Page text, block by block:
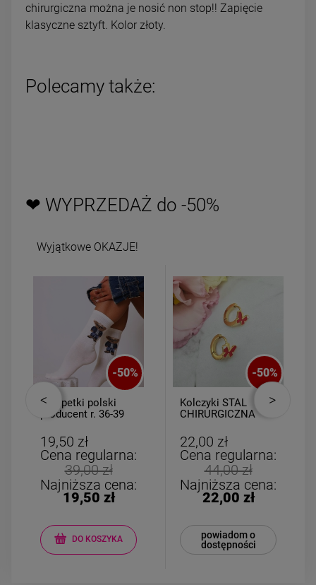
chirurgiczna można je nosić non stop!! Zapięcie
klasyczne sztyft. Kolor złoty.
Polecamy także:
❤ WYPRZEDAŻ do -50%
Wyjątkowe OKAZJE!
-50%
Skarpetki polski
producent r. 36-39
19,50 zł
Cena regularna:
39,00 zł
Najniższa cena:
19,50 zł
DO KOSZYKA
-50%
Kolczyki STAL
CHIRURGICZNA
dziewczynek
czerwony motylek
22,00 zł
Cena regularna:
44,00 zł
Najniższa cena:
22,00 zł
powiadom o
dostępności